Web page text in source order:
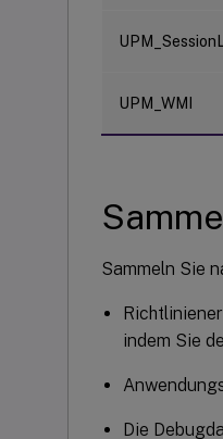
UPM_WMI
Sammeln Sie
indem Sie
Die